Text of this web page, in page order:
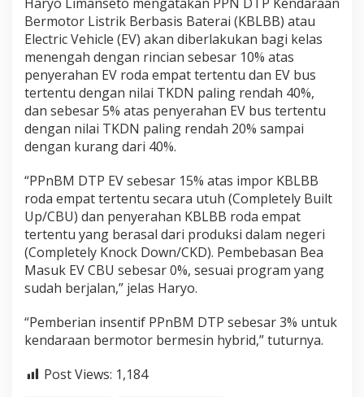
Bermotor Listrik Berbasis Baterai (KBLBB) atau
Electric Vehicle (EV) akan diberlakukan bagi kelas
menengah dengan rincian sebesar 10% atas
penyerahan EV roda empat tertentu dan EV bus
tertentu dengan nilai TKDN paling rendah 40%,
dan sebesar 5% atas penyerahan EV bus tertentu
dengan nilai TKDN paling rendah 20% sampai
dengan kurang dari 40%.
“PPnBM DTP EV sebesar 15% atas impor KBLBB
roda empat tertentu secara utuh (Completely Built
Up/CBU) dan penyerahan KBLBB roda empat
tertentu yang berasal dari produksi dalam negeri
(Completely Knock Down/CKD). Pembebasan Bea
Masuk EV CBU sebesar 0%, sesuai program yang
sudah berjalan,” jelas Haryo.
“Pemberian insentif PPnBM DTP sebesar 3% untuk
kendaraan bermotor bermesin hybrid,” tuturnya.
Post Views: 1,184